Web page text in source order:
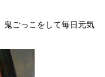
鬼ごっこをして毎日元気